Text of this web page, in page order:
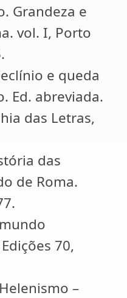
Grandeza e
vol. I, Porto
e queda
Ed. abreviada.
das Letras,
das
de Roma.
70,
–